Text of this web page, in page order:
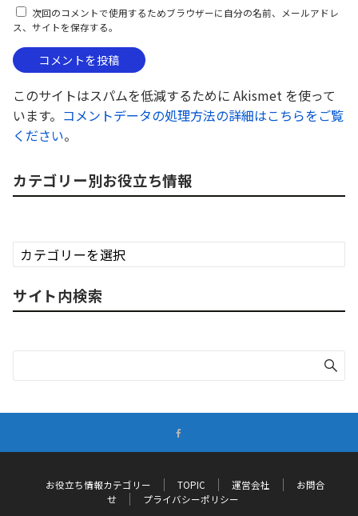
次回のコメントで使用するためブラウザーに自分の名前、メールアドレ
ス、サイトを保存する。
このサイトはスパムを低減するために Akismet を使って
います。 コメントデータの処理方法の詳細はこちらをご覧
ください。
カテゴリー別お役立ち情報
カ
テ
リ
ー
お
立
サイト内検索
お役立ち情報カテゴリー TOPIC 運営会社
お問合
せ
プライバシーポリシー